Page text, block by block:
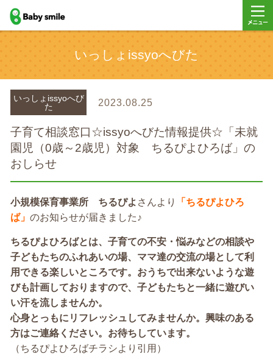
baby smile
いっしょissyoへびた
いっしょissyoへび
た
2023.08.25
子育て相談窓口☆issyoへびた情報提供☆「未就
園児（0歳～2歳児）対象 ちるぴよひろば」の
おしらせ
小規模保育事業所 ちるぴよ さんより
「ちるぴよひろ
ば」 のお知らせが届きました♪
ちるぴよひろばとは、子育ての不安・悩みなどの相談や
子どもたちのふれあいの場、ママ達の交流の場として利
用できる楽しいところです。おうちで出来ないような遊
びも計画しておりますので、子どもたちと一緒に遊びい
い汗を流しませんか。
心身とっもにリフレッシュしてみませんか。興味のある
方はご連絡ください。お待ちしています。
（ちるぴよひろばチラシより引用）